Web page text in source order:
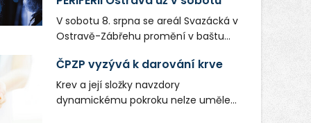
V sobotu 8. srpna se areál Svazácká v
Ostravě-Zábřehu promění v baštu
hudby. Uskuteční se zde totiž první
ročník festivalu PERIFERIE Ostrava.
Brány areálu se otevřou půlhodinu po
ČPZP vyzývá k darování krve
Krev a její složky navzdory
dynamickému pokroku nelze uměle